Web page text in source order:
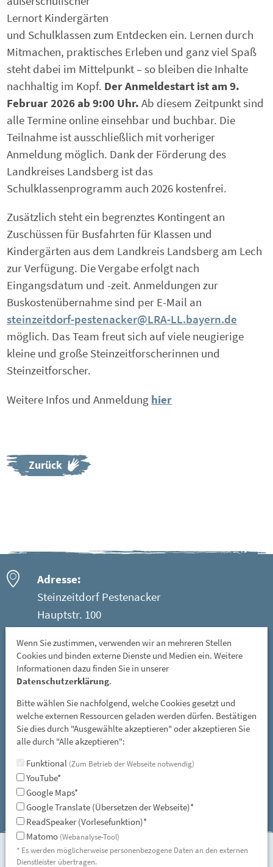
Lernort Kindergärten
und Schulklassen zum Entdecken ein. Lernen durch
Mitmachen, praktisches Erleben und ganz viel Spaß
steht dabei im Mittelpunkt – so bleiben die Inhalte
nachhaltig im Kopf. Der Anmeldestart ist am 9.
Februar 2026 ab 9:00 Uhr. Ab diesem Zeitpunkt sind
alle Termine online einsehbar und buchbar. Die
Teilnahme ist ausschließlich mit vorheriger
Anmeldung möglich. Dank der Förderung des
Landkreises Landsberg ist das
Schulklassenprogramm auch 2026 kostenfrei.
Zusätzlich steht ein begrenztes Kontingent an
Zuschüssen für Busfahrten für Klassen und
Kindergärten aus dem Landkreis Landsberg am Lech
zur Verfügung. Die Vergabe erfolgt nach
Eingangsdatum und -zeit. Anmeldungen zur
Buskostenübernahme sind per E-Mail an
steinzeitdorf-pestenacker@LRA-LL.bayern.de
möglich. Das Team freut sich auf viele neugierige
kleine und große Steinzeitforscherinnen und
Steinzeitforscher.
Weitere Infos und Anmeldung hier
Zurück
Adresse:
Steinzeitdorf Pestenacker
Hauptstr. 100
Öffnungszeiten:
Mittwoch: 08 - 12 Uhr
Freitag, Samstag und Sonntag: 13 - 17 Uhr
GESCHLOSSEN: vom 01. November bis 31. März
und an allen gesetzlichen Feiertagen
E-Mail:
steinzeitdorf-pestenacker@lra-ll.bayern.de
Instagram facebook Seitenübersicht
Wenn Sie zustimmen, verwenden wir an mehreren Stellen
Cookies und binden externe Dienste und Medien ein. Weitere
Informationen dazu finden Sie in unserer
Datenschutzerklärung.
Bitte wählen Sie nachfolgend, welche Cookies gesetzt und
welche externen Ressourcen geladen werden dürfen. Bestätigen
Sie dies durch "Ausgewählte akzeptieren" oder akzeptieren Sie
alle durch "Alle akzeptieren":
Funktional (Zum Betrieb der Webseite notwendig)
YouTube*
Google Maps*
Google Translate (Übersetzen der Webseite)*
ReadSpeaker (Vorlesefunktion)*
Matomo (Webanalyse-Tool)
* Es werden möglicherweise personenbezogene Daten an den externen
Dienstleister übertragen.